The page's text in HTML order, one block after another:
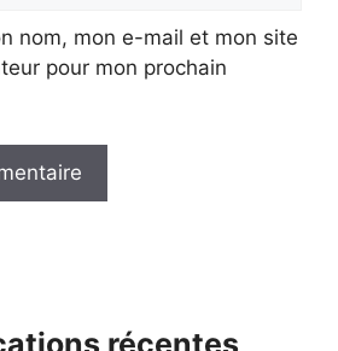
nom, mon e-mail et mon site
pour mon prochain
récentes